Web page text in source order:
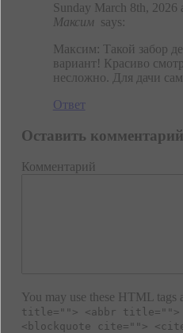
Sunday March 8th, 2026
Максим says:
Максим: Такой забор
вариант! Красиво
несложно. Для дачи
Ответ
Оставить комментарий
Комментарий
You may use these HTML tags
title=""> <abbr title="">
<blockquote cite="">